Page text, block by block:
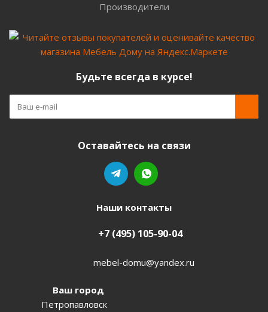
Производители
Будьте всегда в курсе!
Оставайтесь на связи
Наши контакты
+7 (495) 105-90-04
mebel-domu@yandex.ru
Ваш город
Петропавловск